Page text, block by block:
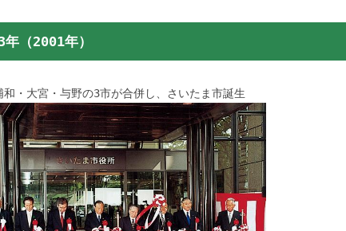
（2001年）
和・大宮・与野の3市が合併し、さいたま市誕生